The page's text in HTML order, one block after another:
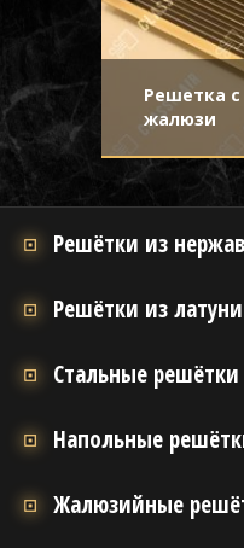
Решетка
жалюзи
Материал-
Отделка -
эффектом
Конструкция
Приглушенное,
такой решетки
Решётки из
Решётки из латуни
Стальные решётки
Напольные
Жалюзийные